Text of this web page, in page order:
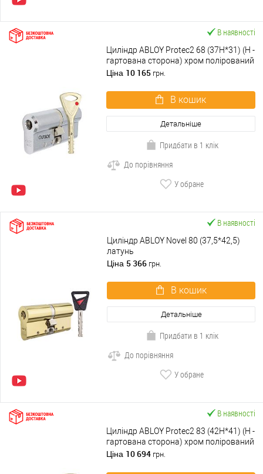
В наявності
Циліндр ABLOY Protec2 68 (37H*31) (H -
гартована сторона) хром полірований
Ціна 10 165 грн.
В кошик
Детальніше
Придбати в 1 клік
До порівняння
У обране
В наявності
Циліндр ABLOY Novel 80 (37,5*42,5)
латунь
Ціна 5 366 грн.
В кошик
Детальніше
Придбати в 1 клік
До порівняння
У обране
В наявності
Циліндр ABLOY Protec2 83 (42H*41) (H -
гартована сторона) хром полірований
Ціна 10 694 грн.